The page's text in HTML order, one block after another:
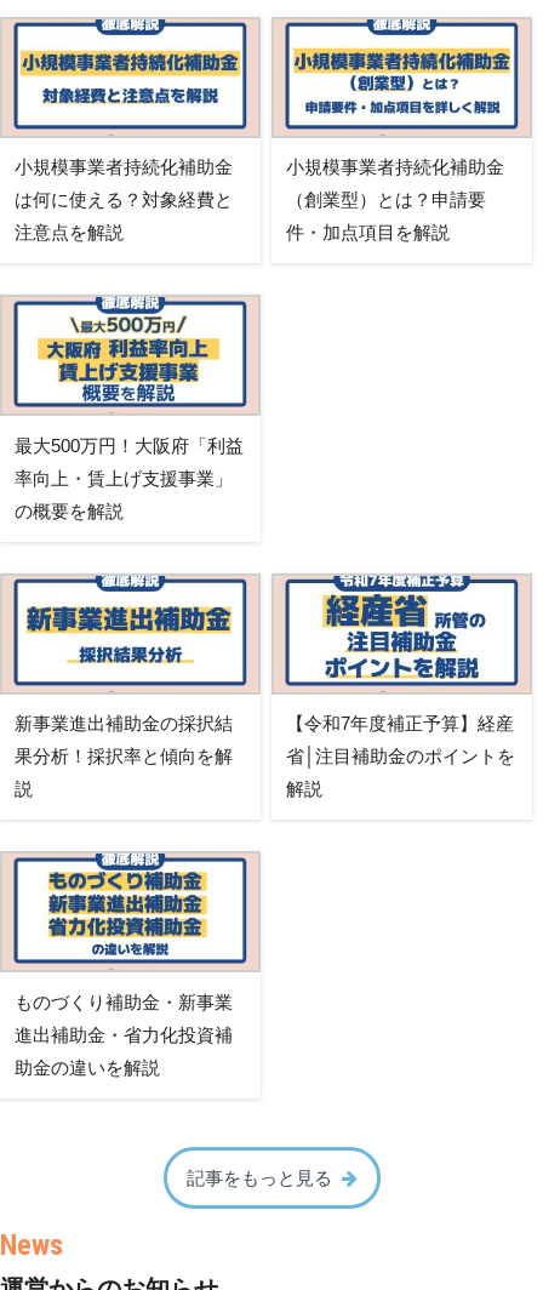
小規模事業者持続化補助金
は何に使える？対象経費と
注意点を解説
小規模事業者持続化補助金
（創業型）とは？申請要
件・加点項目を解説
最大500万円！大阪府「利益
率向上・賃上げ支援事業」
の概要を解説
新事業進出補助金の採択結
果分析！採択率と傾向を解
説
【令和7年度補正予算】経産
省│注目補助金のポイントを
解説
ものづくり補助金・新事業
進出補助金・省力化投資補
助金の違いを解説
記事をもっと見る